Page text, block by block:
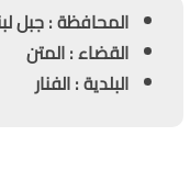
المحافظة : جبل لبنان
القضاء : المتن
البلدية : الفنار